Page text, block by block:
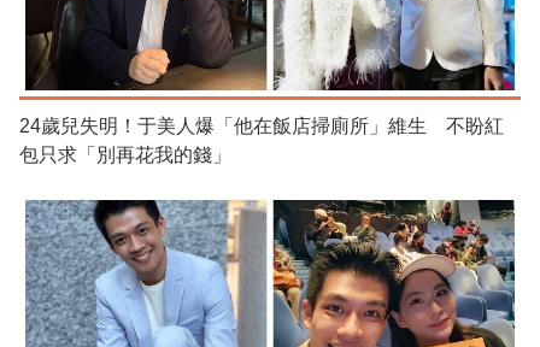
24歲兒失明！于美人爆「他在飯店掃廁所」維生 不盼紅
包只求「別再花我的錢」